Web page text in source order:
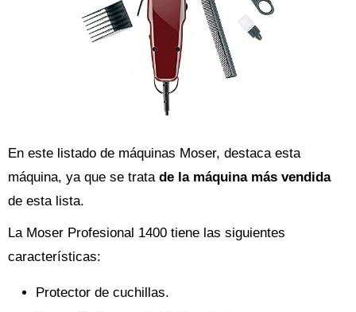
En este listado de máquinas Moser, destaca esta
máquina, ya que se trata de la máquina más vendida
de esta lista.
La Moser Profesional 1400 tiene las siguientes
características:
Protector de cuchillas.